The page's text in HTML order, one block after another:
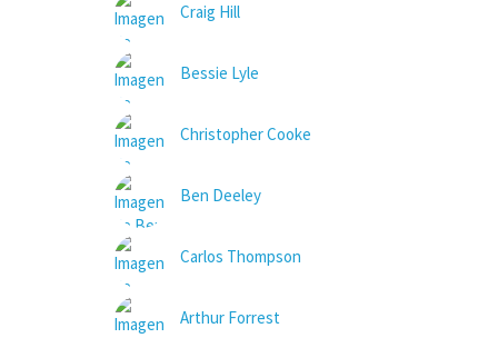
Craig Hill
Bessie Lyle
Christopher Cooke
Ben Deeley
Carlos Thompson
Arthur Forrest